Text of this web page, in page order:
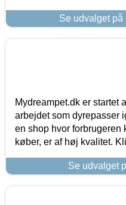
Se udvalget på
Mydreampet.dk er startet
arbejdet som dyrepasser
en shop hvor forbrugeren
køber, er af høj kvalitet.
Se udvalget